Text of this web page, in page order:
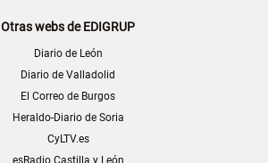
Otras webs de EDIGRUP
Diario de León
Diario de Valladolid
El Correo de Burgos
Heraldo-Diario de Soria
CyLTV.es
esRadio Castilla y León